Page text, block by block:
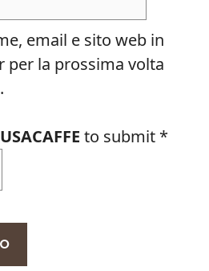
email e sito web in
per la prossima volta
to submit *